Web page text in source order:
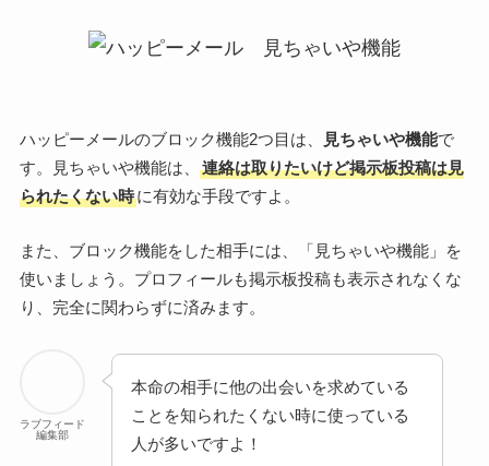
ハッピーメールのブロック機能2つ目は、 見ちゃいや機能で
す。見ちゃいや機能は、
連絡は取りたいけど掲示板投稿は見
られたくない時に有効な手段ですよ。
また、ブロック機能をした相手には、「見ちゃいや機能」を
使いましょう。プロフィールも掲示板投稿も表示されなくな
り、完全に関わらずに済みます。
ラブフィード
編集部
本命の相手に他の出会いを求めている
ことを知られたくない時に使っている
人が多いですよ！